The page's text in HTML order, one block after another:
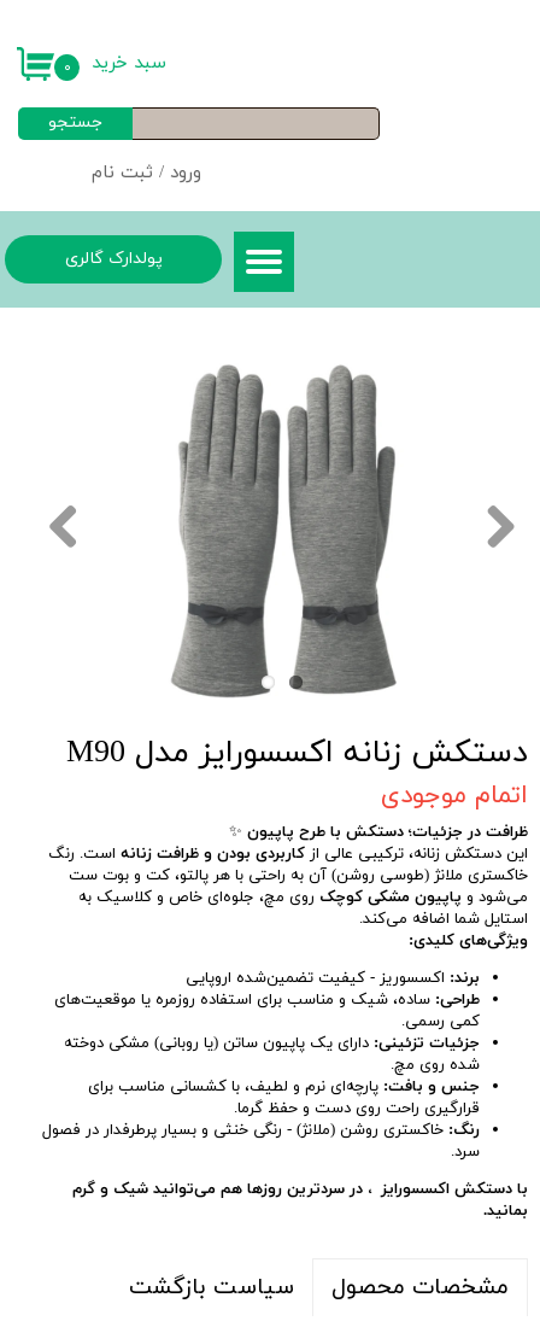
ورود / ثبت نام
خروج از حساب کاربری
جستجو
۰ سبد خرید
پولدارک گالری
دستکش زنانه اکسسورایز مدل M90
اتمام موجودی
ظرافت در جزئیات؛ دستکش با طرح پاپیون ✨
این دستکش زنانه، ترکیبی عالی ازکاربردی بودن و ظرافت زنانه است. رنگ
خاکستری ملانژ (طوسی روشن) آن به راحتی با هر پالتو، کت و بوت ست
می‌شود و پاپیون مشکی کوچک روی مچ، جلوه‌ای خاص و کلاسیک به
استایل شما اضافه می‌کند.
ویژگی‌های کلیدی:
برند: اکسسوریز - کیفیت تضمین‌شده اروپایی
طراحی: ساده، شیک و مناسب برای استفاده روزمره یا موقعیت‌های
کمی رسمی.
جزئیات تزئینی: دارای یک پاپیون ساتن (یا روبانی) مشکی دوخته
شده روی مچ.
جنس و بافت: پارچه‌ای نرم و لطیف، با کشسانی مناسب برای
قرارگیری راحت روی دست و حفظ گرما.
رنگ: خاکستری روشن (ملانژ) - رنگی خنثی و بسیار پرطرفدار در فصول
سرد.
با دستکش اکسسورایز ، در سردترین روزها هم می‌توانید شیک و گرم
بمانید.
مشخصات محصول
سیاست بازگشت